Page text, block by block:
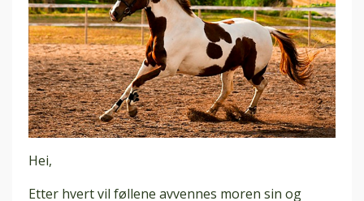
Hei,
Etter hvert vil føllene avvennes moren sin og